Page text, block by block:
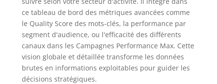
ce tableau de bord des métriques avancées comme
le Quality Score des mots-clés, la performance par
segment d'audience, ou l'efficacité des différents
canaux dans les Campagnes Performance Max. Cette
vision globale et détaillée transforme les données
brutes en informations exploitables pour guider les
décisions stratégiques.